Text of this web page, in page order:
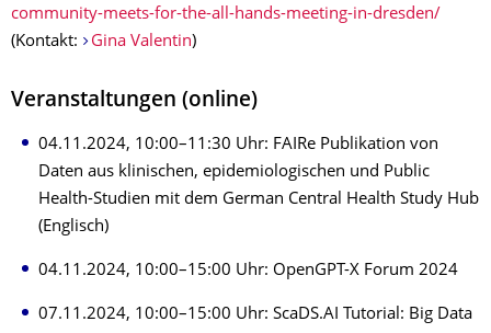
community-meets-for-the-all-hands-meeting-in-dresden/
(Kontakt:
Gina Valentin)
Veranstaltungen (online)
04.11.2024, 10:00–11:30 Uhr: FAIRe Publikation von
Daten aus klinischen, epidemiologischen und Public
Health-Studien mit dem German Central Health Study Hub
(Englisch)
04.11.2024, 10:00–15:00 Uhr: OpenGPT-X Forum 2024
07.11.2024, 10:00–15:00 Uhr: ScaDS.AI Tutorial: Big Data